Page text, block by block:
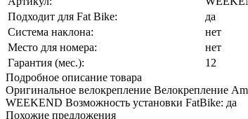
Подходит для Fat Bike:
да
Система наклона:
нет
Место для номера:
нет
Гарантия (мес.):
12
Подробное описание товара
Оригинальное велокрепление Велокрепление
WEEKEND Возможность установки FatBike: да
Похожие предложения